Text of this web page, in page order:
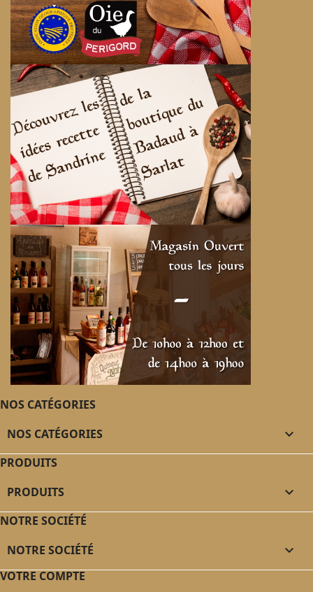
NOS CATÉGORIES
NOS CATÉGORIES

PRODUITS
PRODUITS

NOTRE SOCIÉTÉ
NOTRE SOCIÉTÉ

VOTRE COMPTE